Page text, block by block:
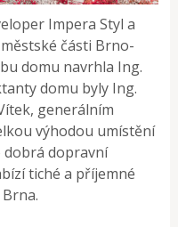
Impera Styl a
části Brno-
domu navrhla Ing.
domu byly Ing.
generálním
výhodou umístění
dobrá dopravní
tiché a příjemné